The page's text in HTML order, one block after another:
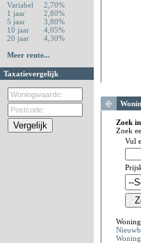
Variabel
2,70%
1 jaar
2,80%
5 jaar
3,80%
10 jaar
4,05%
20 jaar
4,30%
Meer rente...
Taxatievergelijk
Zoek
Zoek
Vul